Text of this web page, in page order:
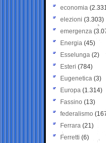
economia
elezioni (3.303)
emergenza
Energia (45)
Esselunga (2)
Esteri (784)
Eugenetica (3)
Europa (1.314)
Fassino (13)
federalismo
Ferrara (21)
Ferretti (6)